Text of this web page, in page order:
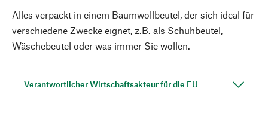
Alles verpackt in einem Baumwollbeutel, der sich ideal für
verschiedene Zwecke eignet, z.B. als Schuhbeutel,
Wäschebeutel oder was immer Sie wollen.
Verantwortlicher Wirtschaftsakteur für die EU